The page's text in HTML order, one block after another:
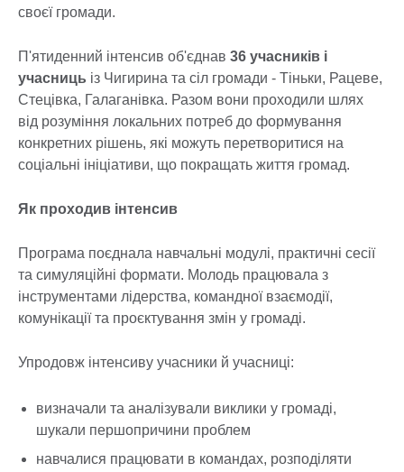
своєї громади.
П'ятиденний інтенсив об'єднав 36 учасників і
учасниць із Чигирина та сіл громади - Тіньки, Рацеве,
Стецівка, Галаганівка. Разом вони проходили шлях
від розуміння локальних потреб до формування
конкретних рішень, які можуть перетворитися на
соціальні ініціативи, що покращать життя громад.
Як проходив інтенсив
Програма поєднала навчальні модулі, практичні сесії
та симуляційні формати. Молодь працювала з
інструментами лідерства, командної взаємодії,
комунікації та проєктування змін у громаді.
Упродовж інтенсиву учасники й учасниці:
визначали та аналізували виклики у громаді,
шукали першопричини проблем
навчалися працювати в командах, розподіляти